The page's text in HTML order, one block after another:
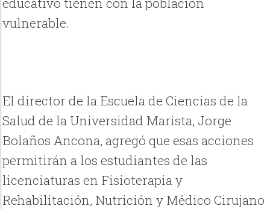
vulnerable.
El director de la Escuela de Ciencias de la
Salud de la Universidad Marista, Jorge
Bolaños Ancona, agregó que esas acciones
permitirán a los estudiantes de las
licenciaturas en Fisioterapia y
Rehabilitación, Nutrición y Médico Cirujano